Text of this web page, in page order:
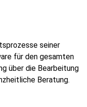
seiner
für den gesamten
über die Bearbeitung
Beratung.